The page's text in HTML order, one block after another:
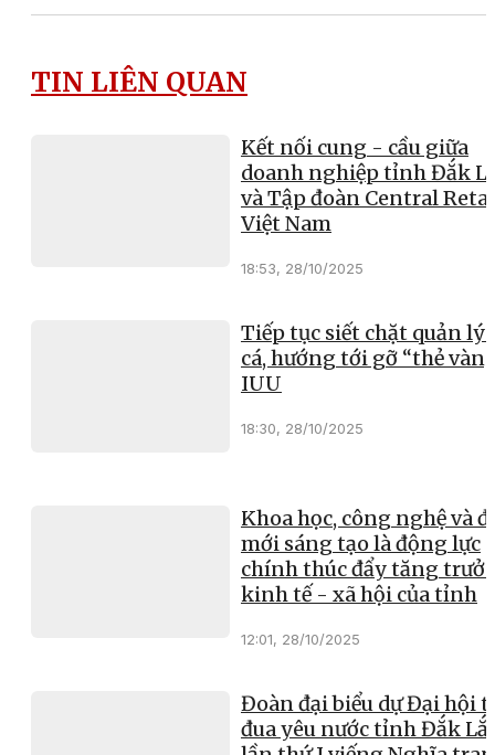
TIN LIÊN QUAN
Kết nối cung - cầu giữa
doanh nghiệp tỉnh Đắk
và Tập đoàn Central
Việt Nam
18:53, 28/10/2025
Tiếp tục siết chặt quản lý
cá, hướng tới gỡ “thẻ
IUU
18:30, 28/10/2025
Khoa học, công nghệ và
mới sáng tạo là động lực
chính thúc đẩy tăng
kinh tế - xã hội của tỉnh
12:01, 28/10/2025
Đoàn đại biểu dự Đại hội
đua yêu nước tỉnh Đắk